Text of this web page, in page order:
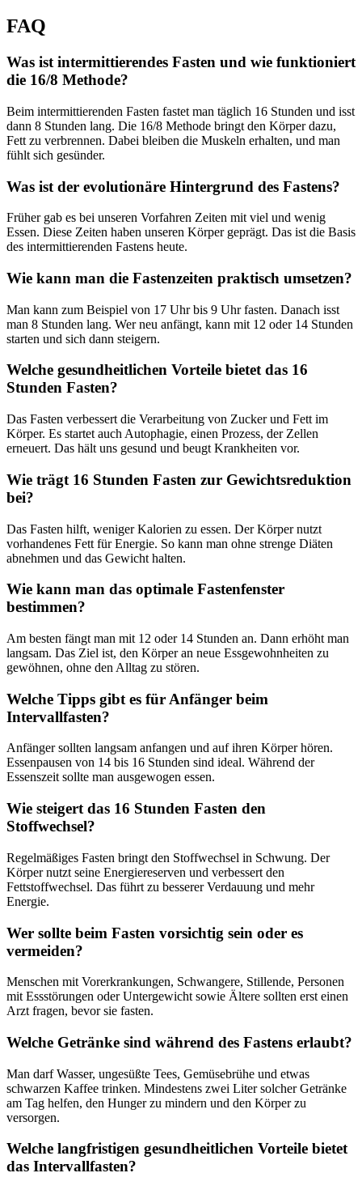
FAQ
Was ist intermittierendes Fasten und wie funktioniert
die 16/8 Methode?
Beim intermittierenden Fasten fastet man täglich 16 Stunden und isst
dann 8 Stunden lang. Die 16/8 Methode bringt den Körper dazu,
Fett zu verbrennen. Dabei bleiben die Muskeln erhalten, und man
fühlt sich gesünder.
Was ist der evolutionäre Hintergrund des Fastens?
Früher gab es bei unseren Vorfahren Zeiten mit viel und wenig
Essen. Diese Zeiten haben unseren Körper geprägt. Das ist die Basis
des intermittierenden Fastens heute.
Wie kann man die Fastenzeiten praktisch umsetzen?
Man kann zum Beispiel von 17 Uhr bis 9 Uhr fasten. Danach isst
man 8 Stunden lang. Wer neu anfängt, kann mit 12 oder 14 Stunden
starten und sich dann steigern.
Welche gesundheitlichen Vorteile bietet das 16
Stunden Fasten?
Das Fasten verbessert die Verarbeitung von Zucker und Fett im
Körper. Es startet auch Autophagie, einen Prozess, der Zellen
erneuert. Das hält uns gesund und beugt Krankheiten vor.
Wie trägt 16 Stunden Fasten zur Gewichtsreduktion
bei?
Das Fasten hilft, weniger Kalorien zu essen. Der Körper nutzt
vorhandenes Fett für Energie. So kann man ohne strenge Diäten
abnehmen und das Gewicht halten.
Wie kann man das optimale Fastenfenster
bestimmen?
Am besten fängt man mit 12 oder 14 Stunden an. Dann erhöht man
langsam. Das Ziel ist, den Körper an neue Essgewohnheiten zu
gewöhnen, ohne den Alltag zu stören.
Welche Tipps gibt es für Anfänger beim
Intervallfasten?
Anfänger sollten langsam anfangen und auf ihren Körper hören.
Essenpausen von 14 bis 16 Stunden sind ideal. Während der
Essenszeit sollte man ausgewogen essen.
Wie steigert das 16 Stunden Fasten den
Stoffwechsel?
Regelmäßiges Fasten bringt den Stoffwechsel in Schwung. Der
Körper nutzt seine Energiereserven und verbessert den
Fettstoffwechsel. Das führt zu besserer Verdauung und mehr
Energie.
Wer sollte beim Fasten vorsichtig sein oder es
vermeiden?
Menschen mit Vorerkrankungen, Schwangere, Stillende, Personen
mit Essstörungen oder Untergewicht sowie Ältere sollten erst einen
Arzt fragen, bevor sie fasten.
Welche Getränke sind während des Fastens erlaubt?
Man darf Wasser, ungesüßte Tees, Gemüsebrühe und etwas
schwarzen Kaffee trinken. Mindestens zwei Liter solcher Getränke
am Tag helfen, den Hunger zu mindern und den Körper zu
versorgen.
Welche langfristigen gesundheitlichen Vorteile bietet
das Intervallfasten?